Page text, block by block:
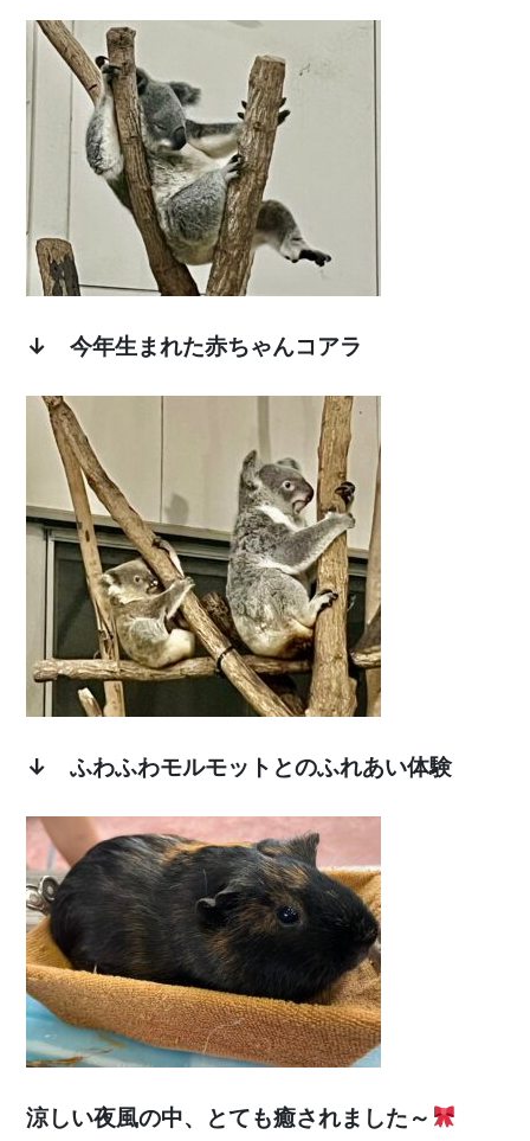
↓ 今年生まれた赤ちゃんコアラ
↓ ふわふわモルモットとのふれあい体験
涼しい夜風の中、とても癒されました～